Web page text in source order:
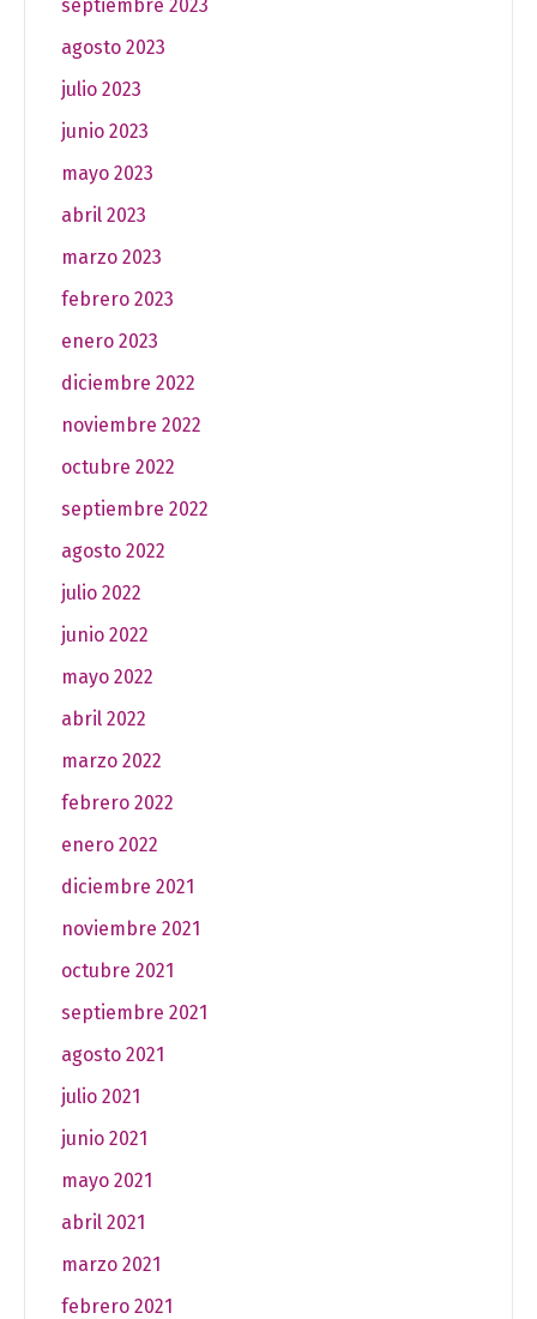
septiembre 2023
agosto 2023
julio 2023
junio 2023
mayo 2023
abril 2023
marzo 2023
febrero 2023
enero 2023
diciembre 2022
noviembre 2022
octubre 2022
septiembre 2022
agosto 2022
julio 2022
junio 2022
mayo 2022
abril 2022
marzo 2022
febrero 2022
enero 2022
diciembre 2021
noviembre 2021
octubre 2021
septiembre 2021
agosto 2021
julio 2021
junio 2021
mayo 2021
abril 2021
marzo 2021
febrero 2021